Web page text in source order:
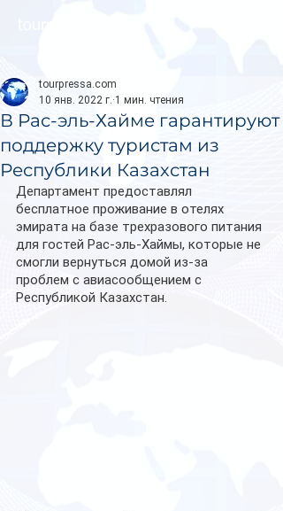
В Рас-эль-Хайме гарантируют
поддержку туристам из
Республики Казахстан
tourpressa.com
10 янв. 2022 г. 1 мин. чтения
Департамент предоставлял
бесплатное проживание в отелях
эмирата на базе трехразового питания
для гостей Рас-эль-Хаймы, которые не
смогли вернуться домой из-за
проблем с авиасообщением с
Республикой Казахстан.